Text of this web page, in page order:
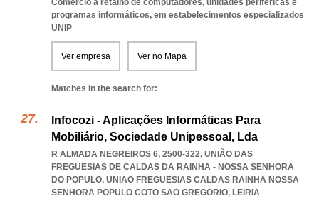
Comércio a retalho de computadores, unidades periféricas e
programas informáticos, em estabelecimentos especializados
UNIP
Ver empresa Ver no Mapa
Matches in the search for:
Infocozi - Aplicações Informáticas Para
Mobiliário, Sociedade Unipessoal, Lda
R ALMADA NEGREIROS 6, 2500-322, UNIÃO DAS
FREGUESIAS DE CALDAS DA RAINHA - NOSSA SENHORA
DO POPULO, UNIAO FREGUESIAS CALDAS RAINHA NOSSA
SENHORA POPULO COTO SAO GREGORIO, LEIRIA